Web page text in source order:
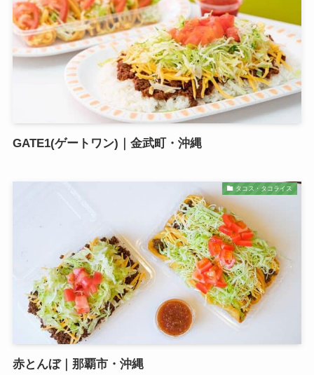
GATE1(ゲートワン)｜金武町・沖縄
タコス・タコライス
赤とんぼ｜那覇市・沖縄